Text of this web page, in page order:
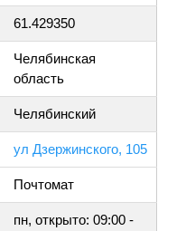
61.429350
Челябинская
область
Челябинский
ул Дзержинского, 105
Почтомат
пн, открыто: 09:00 -